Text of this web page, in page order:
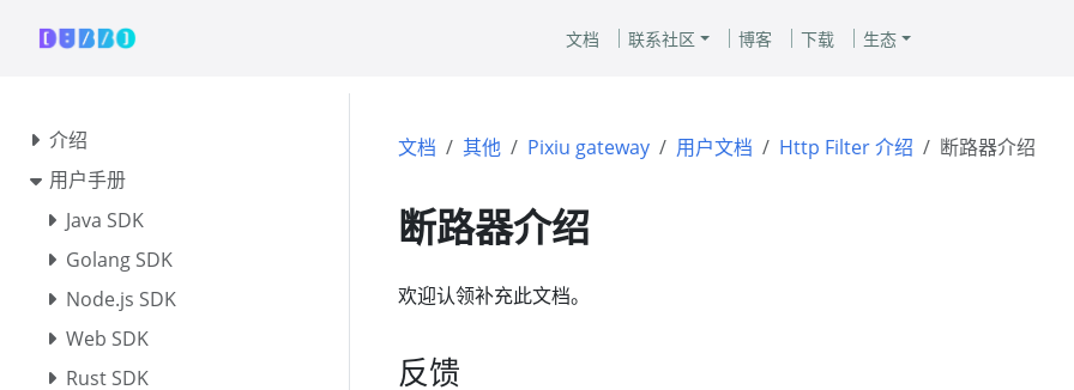
文档 联系社区 博客 下载 生态
介绍
用户手册
Java SDK
Golang SDK
Node.js SDK
Web SDK
Rust SDK
文档 其他 Pixiu gateway 用户文档 Http Filter 介绍 断路器介绍
断路器介绍
欢迎认领补充此文档。
反馈